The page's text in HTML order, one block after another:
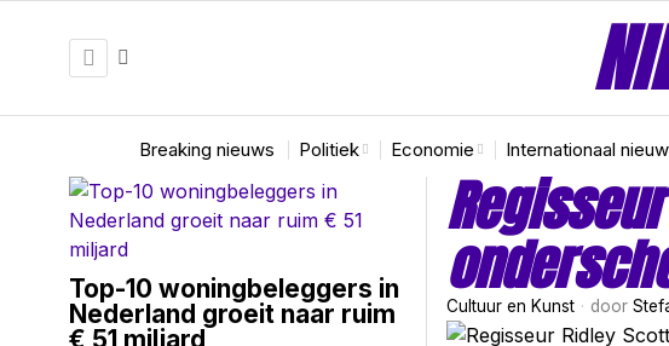
Breaking nieuws Politiek Economie Internationaal
Cultuur en Kunst door
Top-10 woningbeleggers in
Nederland groeit naar ruim
€ 51 miljard